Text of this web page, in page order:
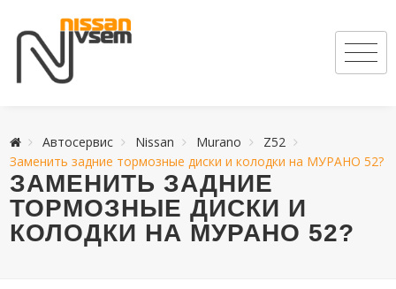
Автосервис Nissan Murano
Z52
Заменить задние тормозные диски и колодки на МУРАНО 52?
ЗАМЕНИТЬ ЗАДНИЕ
ТОРМОЗНЫЕ ДИСКИ И
КОЛОДКИ НА МУРАНО 52?